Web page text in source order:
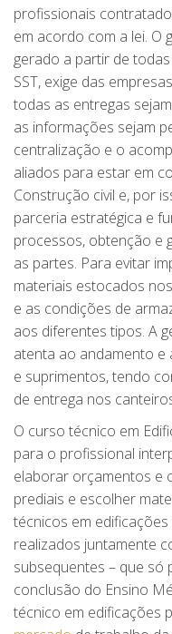
profissionais
em acordo com a lei. O
gerado a partir de
SST, exige das
todas as entregas
as informações sejam
centralização e o
aliados para estar em
Construção civil e, por
parceria estratégica e
processos, obtenção e
as partes. Para evitar
materiais estocados
e as condições de
aos diferentes tipos. A
atenta ao andamento e
e suprimentos, tendo
de entrega nos
O curso técnico em
para o profissional
elaborar orçamentos e
prediais e escolher
técnicos em
realizados juntamente
subsequentes – que só
conclusão do Ensino
técnico em edificações